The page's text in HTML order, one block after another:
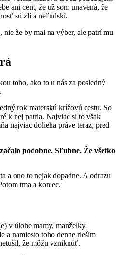
ani cent, že už som unavená, že
sú zlí a neľudskí.
že by mal na výber, ale patrí mu
toho, ako to u nás za posledný
rok materskú krížovú cestu. So
k nej patria. Najviac si to však
najviac dolieha práve teraz, pred
podobne. Sľubne. Že všetko
a ono to nejak dopadne. A odrazu
tma a koniec.
v úlohe mamy, manželky,
a namiesto toho denne riešim
že môžu vzniknúť.